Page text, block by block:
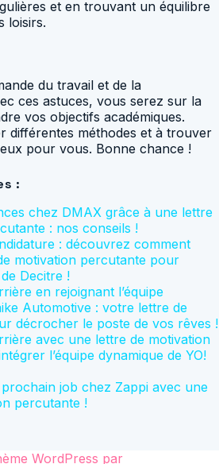
et en trouvant un équilibre
loisirs.
du travail et de la
ces astuces, vous serez sur la
vos objectifs académiques.
différentes méthodes et à trouver
pour vous. Bonne chance !
:
chez DMAX grâce à une lettre
: nos conseils !
: découvrez comment
motivation percutante pour
Decitre !
en rejoignant l’équipe
Automotive : votre lettre de
décrocher le poste de vos rêves !
avec une lettre de motivation
l’équipe dynamique de YO!
job chez Zappi avec une
percutante !
WordPress par